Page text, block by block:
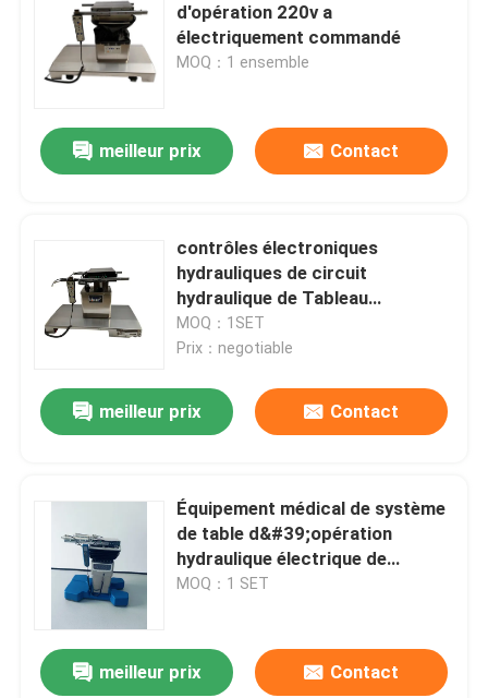
A propos de nous
Visite d'usine
d'opération 220v a
électriquement commandé
MOQ：1 ensemble
meilleur prix Contact
contrôles électroniques
hydrauliques de circuit
hydraulique de Tableau
d'opération de 675-1125mm
MOQ：1SET
Prix：negotiable
meilleur prix Contact
Équipement médical de système
de table d&#39;opération
hydraulique électrique de
système hydraulique de Tableau
MOQ：1 SET
meilleur prix Contact